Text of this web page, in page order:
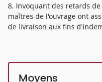
8. Invoquant des retards
maîtres de l'ouvrage ont
de livraison aux fins
Moyens